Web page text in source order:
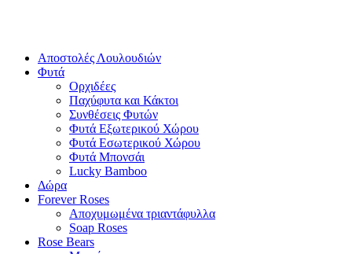
Αποστολές Λουλουδιών
Φυτά
Ορχιδέες
Παχύφυτα και Κάκτοι
Συνθέσεις Φυτών
Φυτά Εξωτερικού Χώρου
Φυτά Εσωτερικού Χώρου
Φυτά Μπονσάι
Lucky Bamboo
Δώρα
Forever Roses
Αποχυμωμένα τριαντάφυλλα
Soap Roses
Rose Βears